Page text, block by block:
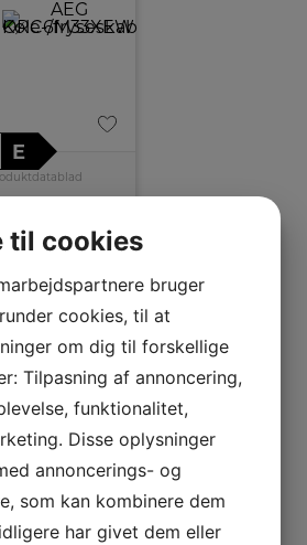
E
AEG Køle-/fryseskab
AEG
med NoFrost.
Energiklasse
netto
L
Frysekapacitet
netto
101
L
6.499,-
LÆG I KURV
til cookies
bruger
cookies, til at
om dig til forskellige
Tilpasning af annoncering,
funktionalitet,
Disse oplysninger
annoncerings- og
som kan kombinere dem
har givet dem eller